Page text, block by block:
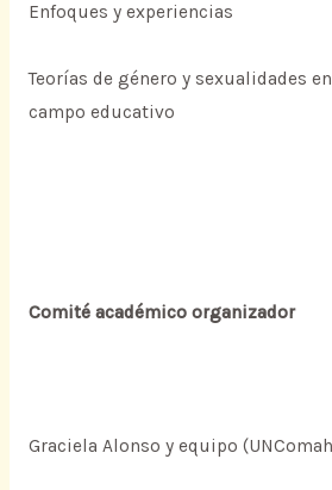
Enfoques y experiencias
Teorías de género y sexualidades
campo educativo
Comité académico organizador
Graciela Alonso y equipo